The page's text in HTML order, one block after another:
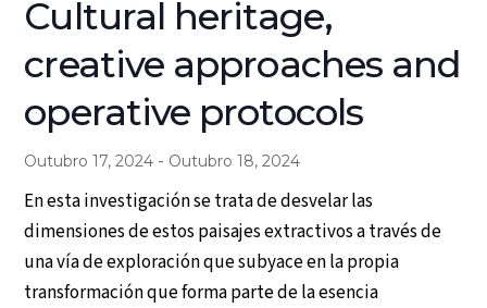
Cultural heritage,
creative approaches and
operative protocols
Outubro 17, 2024 - Outubro 18, 2024
En esta investigación se trata de desvelar las
dimensiones de estos paisajes extractivos a través de
una vía de exploración que subyace en la propia
transformación que forma parte de la esencia